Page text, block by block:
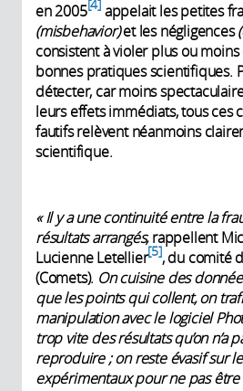
en 2005 4 appelait les petites
(misbehavior)et les négligences
consistent à violer plus ou
bonnes pratiques scientifiques.
détecter, car moins
leurs effets immédiats, tous ces
fautifs relèvent néanmoins
scientifique.
« Il y a une continuité entre la
résultats arrangés,rappellent
Lucienne Letellier 5 , du comité
(Comets). On cuisine des
que les points qui collent, on
manipulation avec le logiciel
trop vite des résultats qu’on n’a
reproduire ; on reste évasif sur
expérimentaux pour ne pas